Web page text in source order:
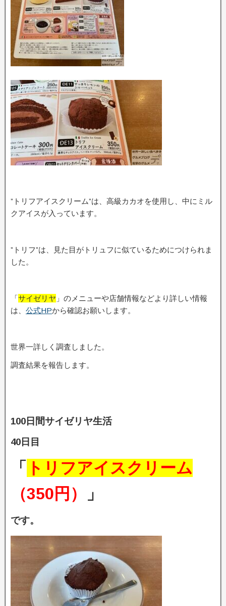
”トリフアイスクリーム”は、高級カカオを使用し、中にミル
クアイスが入っています。
”トリフ”は、見た目がトリュフに似ているためにつけられま
した。
「サイゼリヤ 」のメニューや店舗情報などより詳しい情報
は、 公式HPから確認お願いします。
世界一詳しく調査しました。
調査結果を報告します。
100日間サイゼリヤ生活
40日目
「
トリフアイスクリーム
（350円）
」
です。